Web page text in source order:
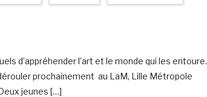
d’appréhender l’art et le monde qui les entoure.
prochainement au LaM, Lille Métropole
jeunes […]